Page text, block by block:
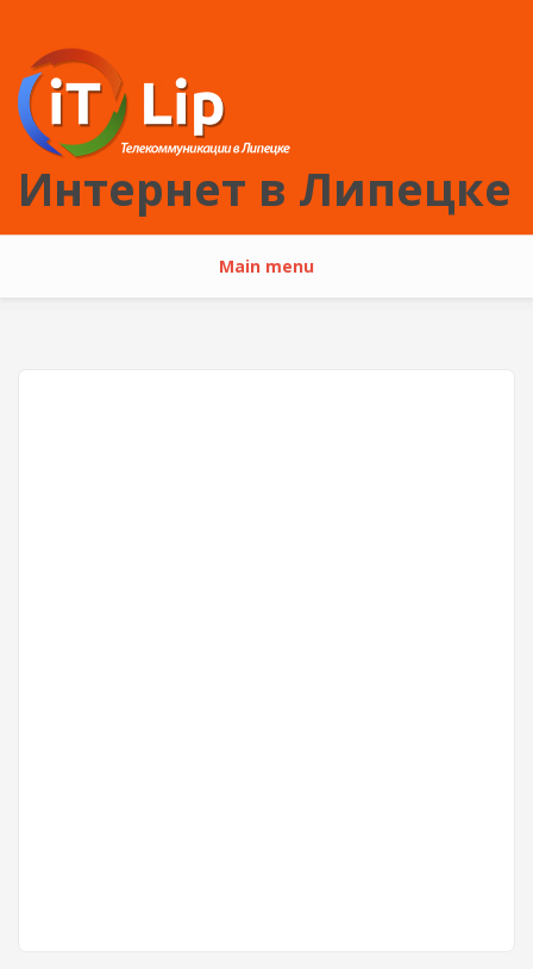
Интернет в Липецке
Main menu